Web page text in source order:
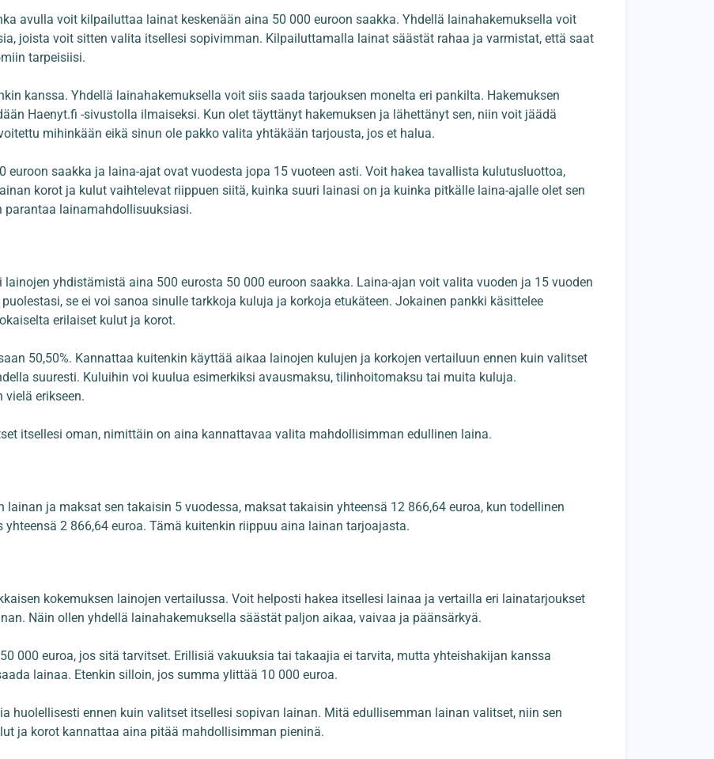
avulla voit kilpailuttaa lainat keskenään aina 50 000 euroon saakka. Yhdellä lainahakemuksella voit
joista voit sitten valita itsellesi sopivimman. Kilpailuttamalla lainat säästät rahaa ja varmistat, että saat
tarpeisiisi.
kanssa. Yhdellä lainahakemuksella voit siis saada tarjouksen monelta eri pankilta. Hakemuksen
Haenyt.fi -sivustolla ilmaiseksi. Kun olet täyttänyt hakemuksen ja lähettänyt sen, niin voit jäädä
mihinkään eikä sinun ole pakko valita yhtäkään tarjousta, jos et halua.
euroon saakka ja laina-ajat ovat vuodesta jopa 15 vuoteen asti. Voit hakea tavallista kulutusluottoa,
korot ja kulut vaihtelevat riippuen siitä, kuinka suuri lainasi on ja kuinka pitkälle laina-ajalle olet sen
parantaa lainamahdollisuuksiasi.
yhdistämistä aina 500 eurosta 50 000 euroon saakka. Laina-ajan voit valita vuoden ja 15 vuoden
se ei voi sanoa sinulle tarkkoja kuluja ja korkoja etukäteen. Jokainen pankki käsittelee
erilaiset kulut ja korot.
50,50%. Kannattaa kuitenkin käyttää aikaa lainojen kulujen ja korkojen vertailuun ennen kuin valitset
suuresti. Kuluihin voi kuulua esimerkiksi avausmaksu, tilinhoitomaksu tai muita kuluja.
erikseen.
itsellesi oman, nimittäin on aina kannattavaa valita mahdollisimman edullinen laina.
ja maksat sen takaisin 5 vuodessa, maksat takaisin yhteensä 12 866,64 euroa, kun todellinen
2 866,64 euroa. Tämä kuitenkin riippuu aina lainan tarjoajasta.
kokemuksen lainojen vertailussa. Voit helposti hakea itsellesi lainaa ja vertailla eri lainatarjoukset
Näin ollen yhdellä lainahakemuksella säästät paljon aikaa, vaivaa ja päänsärkyä.
000 euroa, jos sitä tarvitset. Erillisiä vakuuksia tai takaajia ei tarvita, mutta yhteishakijan kanssa
lainaa. Etenkin silloin, jos summa ylittää 10 000 euroa.
huolellisesti ennen kuin valitset itsellesi sopivan lainan. Mitä edullisemman lainan valitset, niin sen
ja korot kannattaa aina pitää mahdollisimman pieninä.